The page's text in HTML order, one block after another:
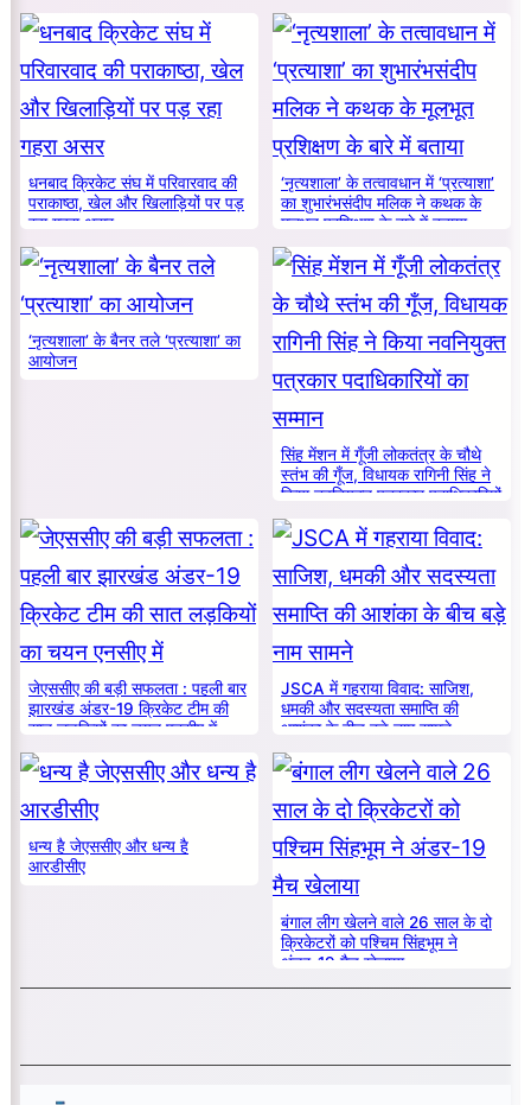
धनबाद क्रिकेट संघ में परिवारवाद की
पराकाष्ठा, खेल और खिलाड़ियों पर पड़
रहा गहरा असर
‘नृत्यशाला’ के तत्वावधान में ‘प्रत्याशा’
का शुभारंभसंदीप मलिक ने कथक के
मूलभूत प्रशिक्षण के बारे में बताया
‘नृत्यशाला’ के बैनर तले ‘प्रत्याशा’ का
आयोजन
सिंह मेंशन में गूँजी लोकतंत्र के चौथे
स्तंभ की गूँज, विधायक रागिनी सिंह ने
किया नवनियुक्त पत्रकार पदाधिकारियों
का सम्मान
जेएससीए की बड़ी सफलता : पहली बार
झारखंड अंडर-19 क्रिकेट टीम की
सात लड़कियों का चयन एनसीए में
JSCA में गहराया विवाद: साजिश,
धमकी और सदस्यता समाप्ति की
आशंका के बीच बड़े नाम सामने
धन्य है जेएससीए और धन्य है
आरडीसीए
बंगाल लीग खेलने वाले 26 साल के दो
क्रिकेटरों को पश्चिम सिंहभूम ने
अंडर-19 मैच खेलाया